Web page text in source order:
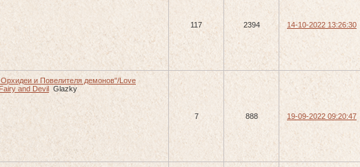
117 2394 14-10-2022 13:26:30
Орхидеи и Повелителя демонов"/Love
and Devil
Glazky
7 888 19-09-2022 09:20:47